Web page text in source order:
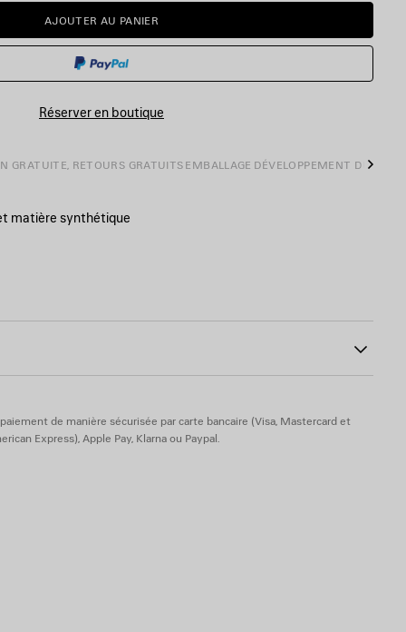
AJOUTER
AU
AJOUTER AU PANIER
VEUILLEZ
SÉLECTIONNER
TAILLE
Réserver en boutique
GRATUITE, RETOURS GRATUITS EMBALLAGE DÉVELOPPEMENT DURABLE
matière synthétique
de manière sécurisée par carte bancaire (Visa, Mastercard et
Express), Apple Pay, Klarna ou Paypal.